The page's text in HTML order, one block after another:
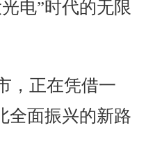
电”时代的无限
正在凭借一
全面振兴的新路